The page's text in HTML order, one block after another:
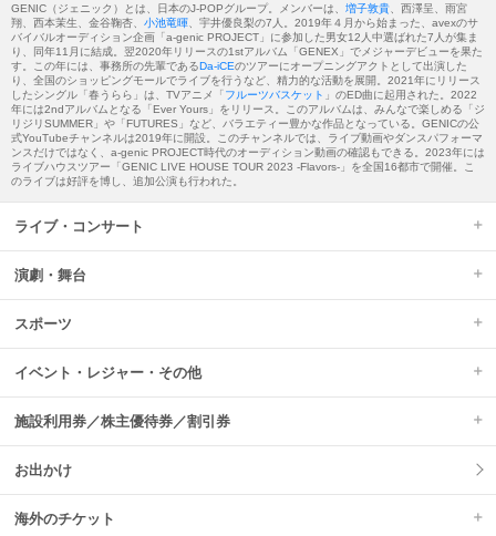
GENIC（ジェニック）とは、日本のJ-POPグループ。メンバーは、 増子敦貴 、西澤呈、雨宮
翔、西本茉生、金谷鞠杏、 小池竜暉 、宇井優良梨の7人。2019年４月から始まった、avexのサ
バイバルオーディション企画「a-genic PROJECT」に参加した男女12人中選ばれた7人が集ま
り、同年11月に結成。翌2020年リリースの1stアルバム「GENEX」でメジャーデビューを果た
す。この年には、事務所の先輩であるDa-iCEのツアーにオープニングアクトとして出演した
り、全国のショッピングモールでライブを行うなど、精力的な活動を展開。2021年にリリース
したシングル「春うらら」は、TVアニメ「フルーツバスケット 」のED曲に起用された。2022
年には2ndアルバムとなる「Ever Yours」をリリース。このアルバムは、みんなで楽しめる「ジ
リジリSUMMER」や「FUTURES」など、バラエティー豊かな作品となっている。GENICの公
式YouTubeチャンネルは2019年に開設。このチャンネルでは、ライブ動画やダンスパフォーマ
ンスだけではなく、a-genic PROJECT時代のオーディション動画の確認もできる。2023年には
ライブハウスツアー「GENIC LIVE HOUSE TOUR 2023 -Flavors-」を全国16都市で開催。こ
のライブは好評を博し、追加公演も行われた。
ライブ・コンサート
演劇・舞台
スポーツ
イベント・レジャー・その他
施設利用券／株主優待券／割引券
お出かけ
海外のチケット